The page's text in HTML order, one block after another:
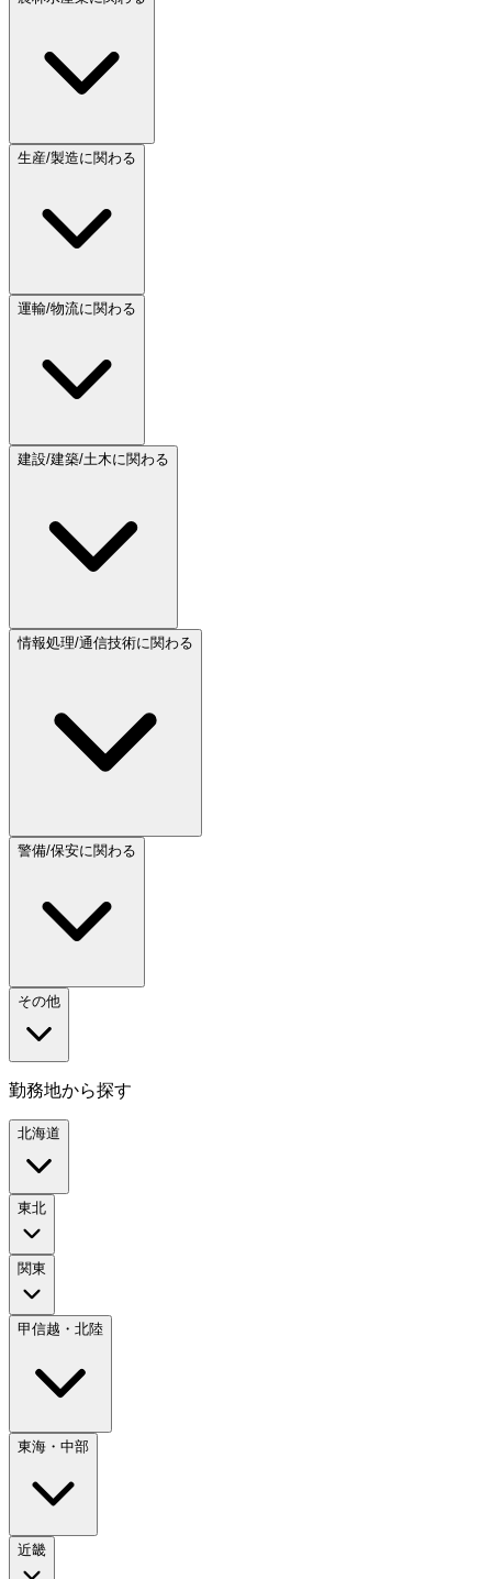
生産/製造に関わる
運輸/物流に関わる
建設/建築/土木に関わる
情報処理/通信技術に関わる
警備/保安に関わる
その他
勤務地から探す
北海道
東北
関東
甲信越・北陸
東海・中部
近畿